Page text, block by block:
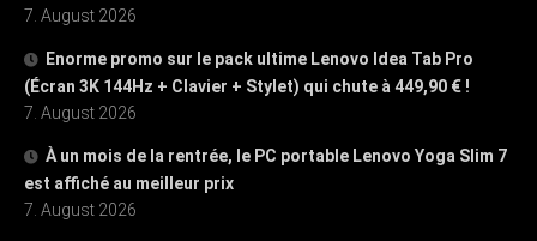
7. August 2026
Enorme promo sur le pack ultime Lenovo Idea Tab Pro
(Écran 3K 144Hz + Clavier + Stylet) qui chute à 449,90 € !
7. August 2026
À un mois de la rentrée, le PC portable Lenovo Yoga Slim 7
est affiché au meilleur prix
7. August 2026